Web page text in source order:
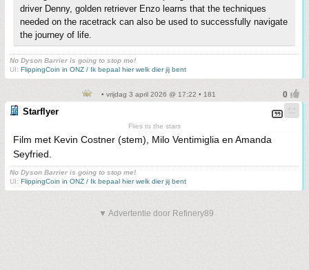
driver Denny, golden retriever Enzo learns that the techniques
needed on the racetrack can also be used to successfully navigate
the journey of life.
No Dyson Barrier is going to stop me!
UI: FlippingCoin in ONZ / Ik bepaal hier welk dier jij bent
• vrijdag 3 april 2026 @ 17:22 • 181
Starflyer
Flies to the stars
Film met Kevin Costner (stem), Milo Ventimiglia en Amanda
Seyfried.
No Dyson Barrier is going to stop me!
UI: FlippingCoin in ONZ / Ik bepaal hier welk dier jij bent
▼ Advertentie door Refinery89